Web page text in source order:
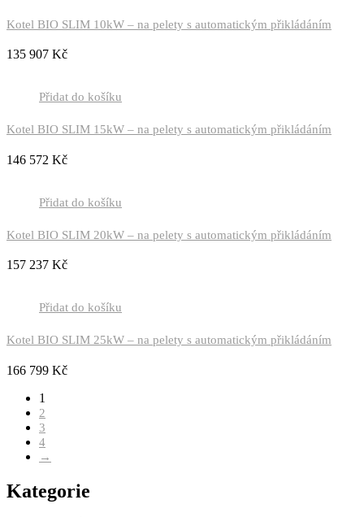
Kotel BIO SLIM 10kW – na pelety s automatickým přikládáním
135 907 Kč
Přidat do košíku
Kotel BIO SLIM 15kW – na pelety s automatickým přikládáním
146 572 Kč
Přidat do košíku
Kotel BIO SLIM 20kW – na pelety s automatickým přikládáním
157 237 Kč
Přidat do košíku
Kotel BIO SLIM 25kW – na pelety s automatickým přikládáním
166 799 Kč
1
2
3
4
→
Kategorie